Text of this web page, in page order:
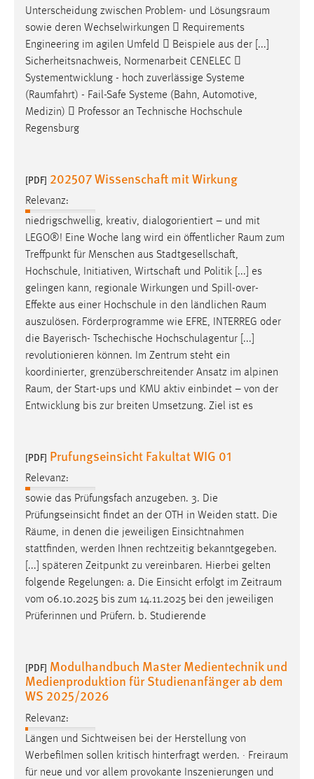
Unterscheidung zwischen Problem- und Lösungsraum
sowie deren Wechselwirkungen  Requirements
Engineering im agilen Umfeld  Beispiele aus der [...]
Sicherheitsnachweis, Normenarbeit CENELEC 
Systementwicklung - hoch zuverlässige Systeme
(Raumfahrt) - Fail-Safe Systeme (Bahn, Automotive,
Medizin)  Professor an Technische Hochschule
Regensburg
[PDF] 202507 Wissenschaft mit Wirkung
Relevanz:
niedrigschwellig, kreativ, dialogorientiert – und mit
LEGO®! Eine Woche lang wird ein öffentlicher Raum zum
Treffpunkt für Menschen aus Stadtgesellschaft,
Hochschule, Initiativen, Wirtschaft und Politik [...] es
gelingen kann, regionale Wirkungen und Spill-over-
Effekte aus einer Hochschule in den ländlichen Raum
auszulösen. Förderprogramme wie EFRE, INTERREG oder
die Bayerisch- Tschechische Hochschulagentur [...]
revolutionieren können. Im Zentrum steht ein
koordinierter, grenzüberschreitender Ansatz im alpinen
Raum, der Start-ups und KMU aktiv einbindet – von der
Entwicklung bis zur breiten Umsetzung. Ziel ist es
[PDF] Prufungseinsicht Fakultat WIG 01
Relevanz:
sowie das Prüfungsfach anzugeben. 3. Die
Prüfungseinsicht findet an der OTH in Weiden statt. Die
Räume, in denen die jeweiligen Einsichtnahmen
stattfinden, werden Ihnen rechtzeitig bekanntgegeben.
[...] späteren Zeitpunkt zu vereinbaren. Hierbei gelten
folgende Regelungen: a. Die Einsicht erfolgt im Zeitraum
vom 06.10.2025 bis zum 14.11.2025 bei den jeweiligen
Prüferinnen und Prüfern. b. Studierende
[PDF] Modulhandbuch Master Medientechnik und
Medienproduktion für Studienanfänger ab dem
WS 2025/2026
Relevanz:
Längen und Sichtweisen bei der Herstellung von
Werbefilmen sollen kritisch hinterfragt werden. · Freiraum
für neue und vor allem provokante Inszenierungen und